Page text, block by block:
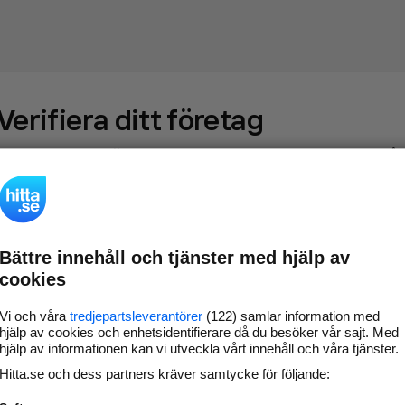
ditt företag
som69 573företag - ta kontroll över din företagssida på
hitta.se och syns bättre mot kunder i ditt närområde. Helt
kostnadsfritt.
Uppdatera din
företagsinformation
Svara på och hantera dina
Gå vidare
Bättre innehåll och tjänster med hjälp av
cookies
Vi och våra tredjepartsleverantörer (122) samlar information med
hjälp av cookies och enhetsidentifierare då du besöker vår sajt. Med
hjälp av informationen kan vi utveckla vårt innehåll och våra tjänster.
Hitta.se och dess partners kräver samtycke för följande: